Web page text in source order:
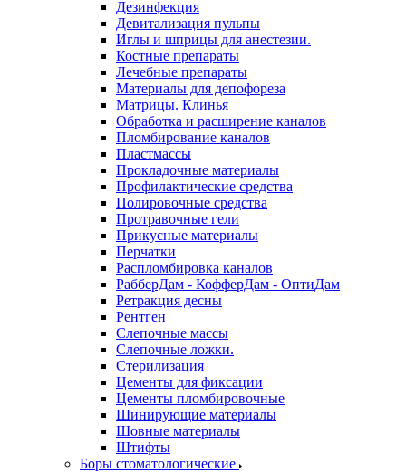
Дезинфекция
Девитализация пульпы
Иглы и шприцы для анестезии.
Костные препараты
Лечебные препараты
Материалы для депофореза
Матрицы. Клинья
Обработка и расширение каналов
Пломбирование каналов
Пластмассы
Прокладочные материалы
Профилактические средства
Полировочные средства
Протравочные гели
Прикусные материалы
Перчатки
Распломбировка каналов
РабберДам - КофферДам - ОптиДам
Ретракция десны
Рентген
Слепочные массы
Слепочные ложки.
Стерилизация
Цементы для фиксации
Цементы пломбировочные
Шинирующие материалы
Шовные материалы
Штифты
Боры стоматологические